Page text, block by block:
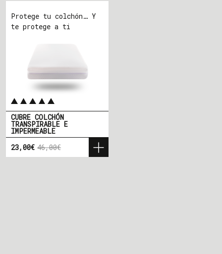
CUBRE COLCHÓN
TRANSPIRABLE E
IMPERMEABLE
Precio
23,00€
Precio base
46,00€
Protege tu colchón… Y
te protege a ti